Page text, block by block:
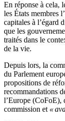
En réponse à cela,
les États membres
capitales à l’égard
que les
traités dans le
de la vie.
Depuis lors, la
du Parlement
propositions de
recommandations
l’Europe (CoFoE),
commission et «